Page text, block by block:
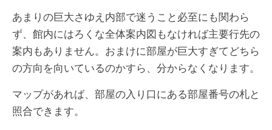
あまりの巨大さゆえ内部で迷うこと必至にも関わら
ず、館内にはろくな全体案内図もなければ主要行先の
案内もありません。おまけに部屋が巨大すぎてどちら
の方向を向いているのかすら、分からなくなります。
マップがあれば、部屋の入り口にある部屋番号の札と
照合できます。